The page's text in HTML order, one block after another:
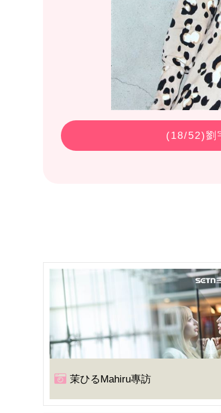
(18/52)劉
茉ひるMahiru專訪